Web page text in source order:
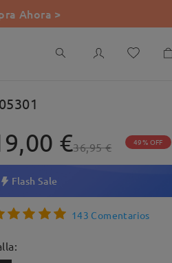
Ahora >
€36,95 € 49% OFF
Flash Sale
143 Comentarios